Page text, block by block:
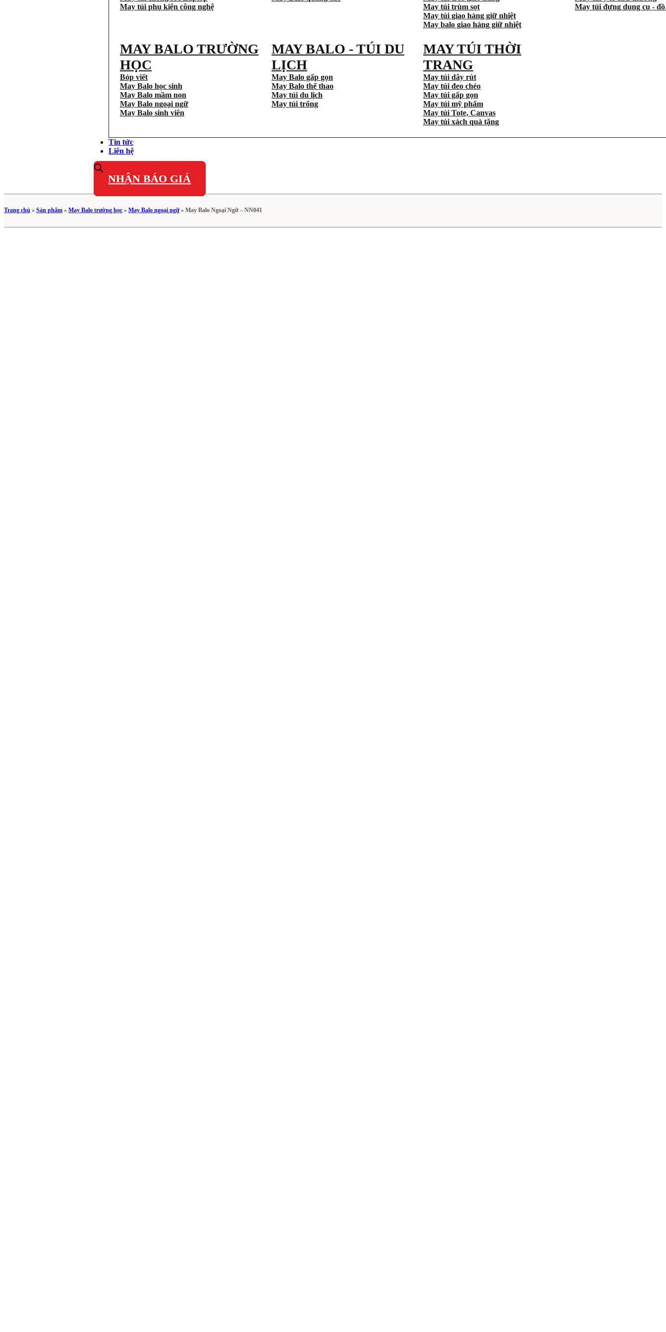
May túi phụ kiện công nghệ
May túi trùm sọt
May túi giao hàng giữ nhiệt
May balo giao hàng giữ nhiệt
May túi đựng dụng cụ - đồ
MAY BALO TRƯỜNG
HỌC
Bóp viết
May Balo học sinh
May Balo mầm non
May Balo ngoại ngữ
May Balo sinh viên
MAY BALO - TÚI DU
LỊCH
May Balo gấp gọn
May Balo thể thao
May túi du lịch
May túi trống
MAY TÚI THỜI
TRANG
May túi dây rút
May túi đeo chéo
May túi gấp gọn
May túi mỹ phẩm
May túi Tote, Canvas
May túi xách quà tặng
Tin tức
Liên hệ
NHẬN BÁO GIÁ
Trang chủ » Sản phẩm » May Balo trường học » May Balo ngoại ngữ» May Balo Ngoại Ngữ – NN041